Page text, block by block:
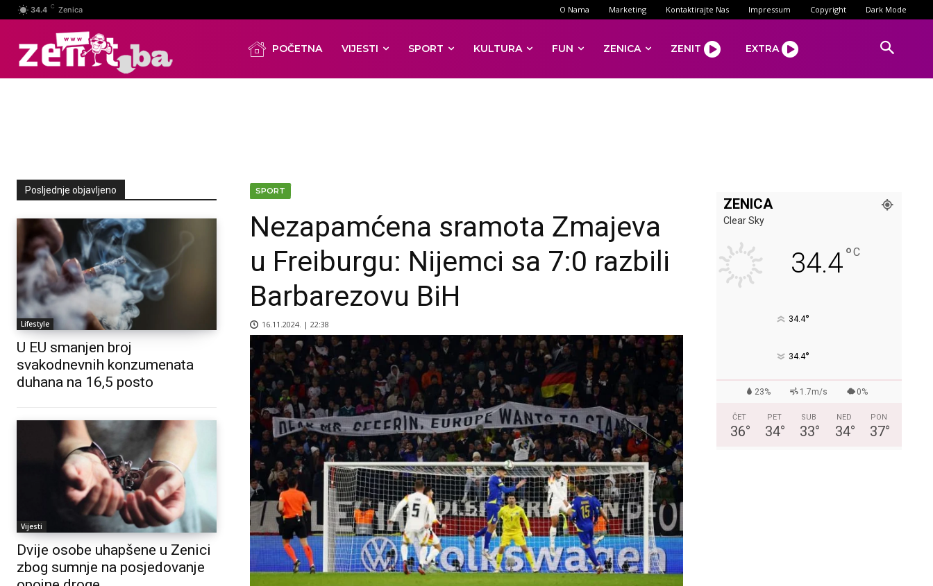
34.4 C Zenica O Nama Marketing Kontaktirajte Nas Impressum Copyright Dark Mode
POČETNA VIJESTI SPORT KULTURA FUN ZENICA ZENIT EXTRA
Posljednje objavljeno
Lifestyle
U EU smanjen broj
svakodnevnih konzumenata
duhana na 16,5 posto
Vijesti
Dvije osobe uhapšene u Zenici
zbog sumnje na posjedovanje
SPORT
Nezapamćena sramota Zmajeva
u Freiburgu: Nijemci sa 7:0 razbili
Barbarezovu BiH
16.11.2024. | 22:38
ZENICA
Clear Sky
34.4°C
34.4°
34.4°
23% 1.7m/s 0%
ČET
36°
PET
34°
SUB
33°
NED
34°
PON
37°